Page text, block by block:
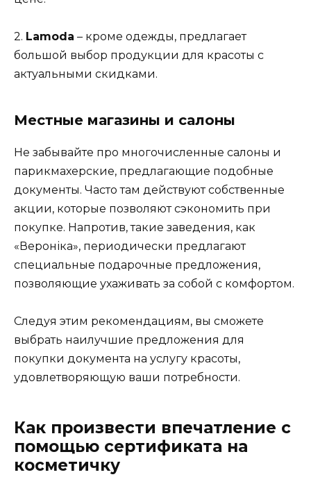
2. Lamoda – кроме одежды, предлагает
большой выбор продукции для красоты с
актуальными скидками.
Местные магазины и салоны
Не забывайте про многочисленные салоны и
парикмахерские, предлагающие подобные
документы. Часто там действуют собственные
акции, которые позволяют сэкономить при
покупке. Напротив, такие заведения, как
«Вероніка», периодически предлагают
специальные подарочные предложения,
позволяющие ухаживать за собой с комфортом.
Следуя этим рекомендациям, вы сможете
выбрать наилучшие предложения для
покупки документа на услугу красоты,
удовлетворяющую ваши потребности.
Как произвести впечатление с
помощью сертификата на
косметичку